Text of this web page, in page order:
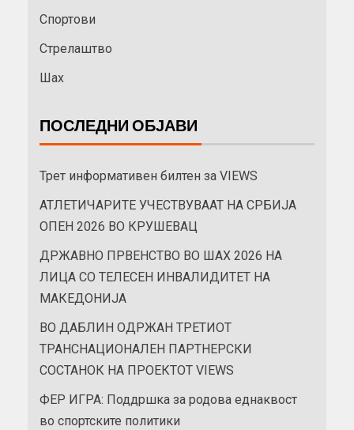
Спортови
Стрелаштво
Шах
ПОСЛЕДНИ ОБЈАВИ
Трет информативен билтен за VIEWS
АТЛЕТИЧАРИТЕ УЧЕСТВУВААТ НА СРБИЈА
ОПЕН 2026 ВО КРУШЕВАЦ
ДРЖАВНО ПРВЕНСТВО ВО ШАХ 2026 НА
ЛИЦА СО ТЕЛЕСЕН ИНВАЛИДИТЕТ НА
МАКЕДОНИЈА
ВО ДАБЛИН ОДРЖАН ТРЕТИОТ
ТРАНСНАЦИОНАЛЕН ПАРТНЕРСКИ
СОСТАНОК НА ПРОЕКТОТ VIEWS
ФЕР ИГРА: Поддршка за родова еднаквост
во спортските политики